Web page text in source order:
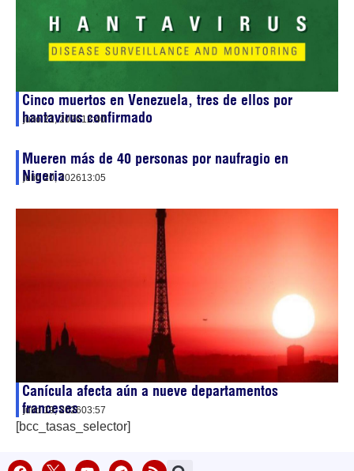
Cinco muertos en Venezuela, tres de ellos por
hantavirus confirmado
julio 21, 202612:40
Mueren más de 40 personas por naufragio en
Nigeria
julio 20, 202613:05
Canícula afecta aún a nueve departamentos
franceses
julio 19, 202603:57
[bcc_tasas_selector]